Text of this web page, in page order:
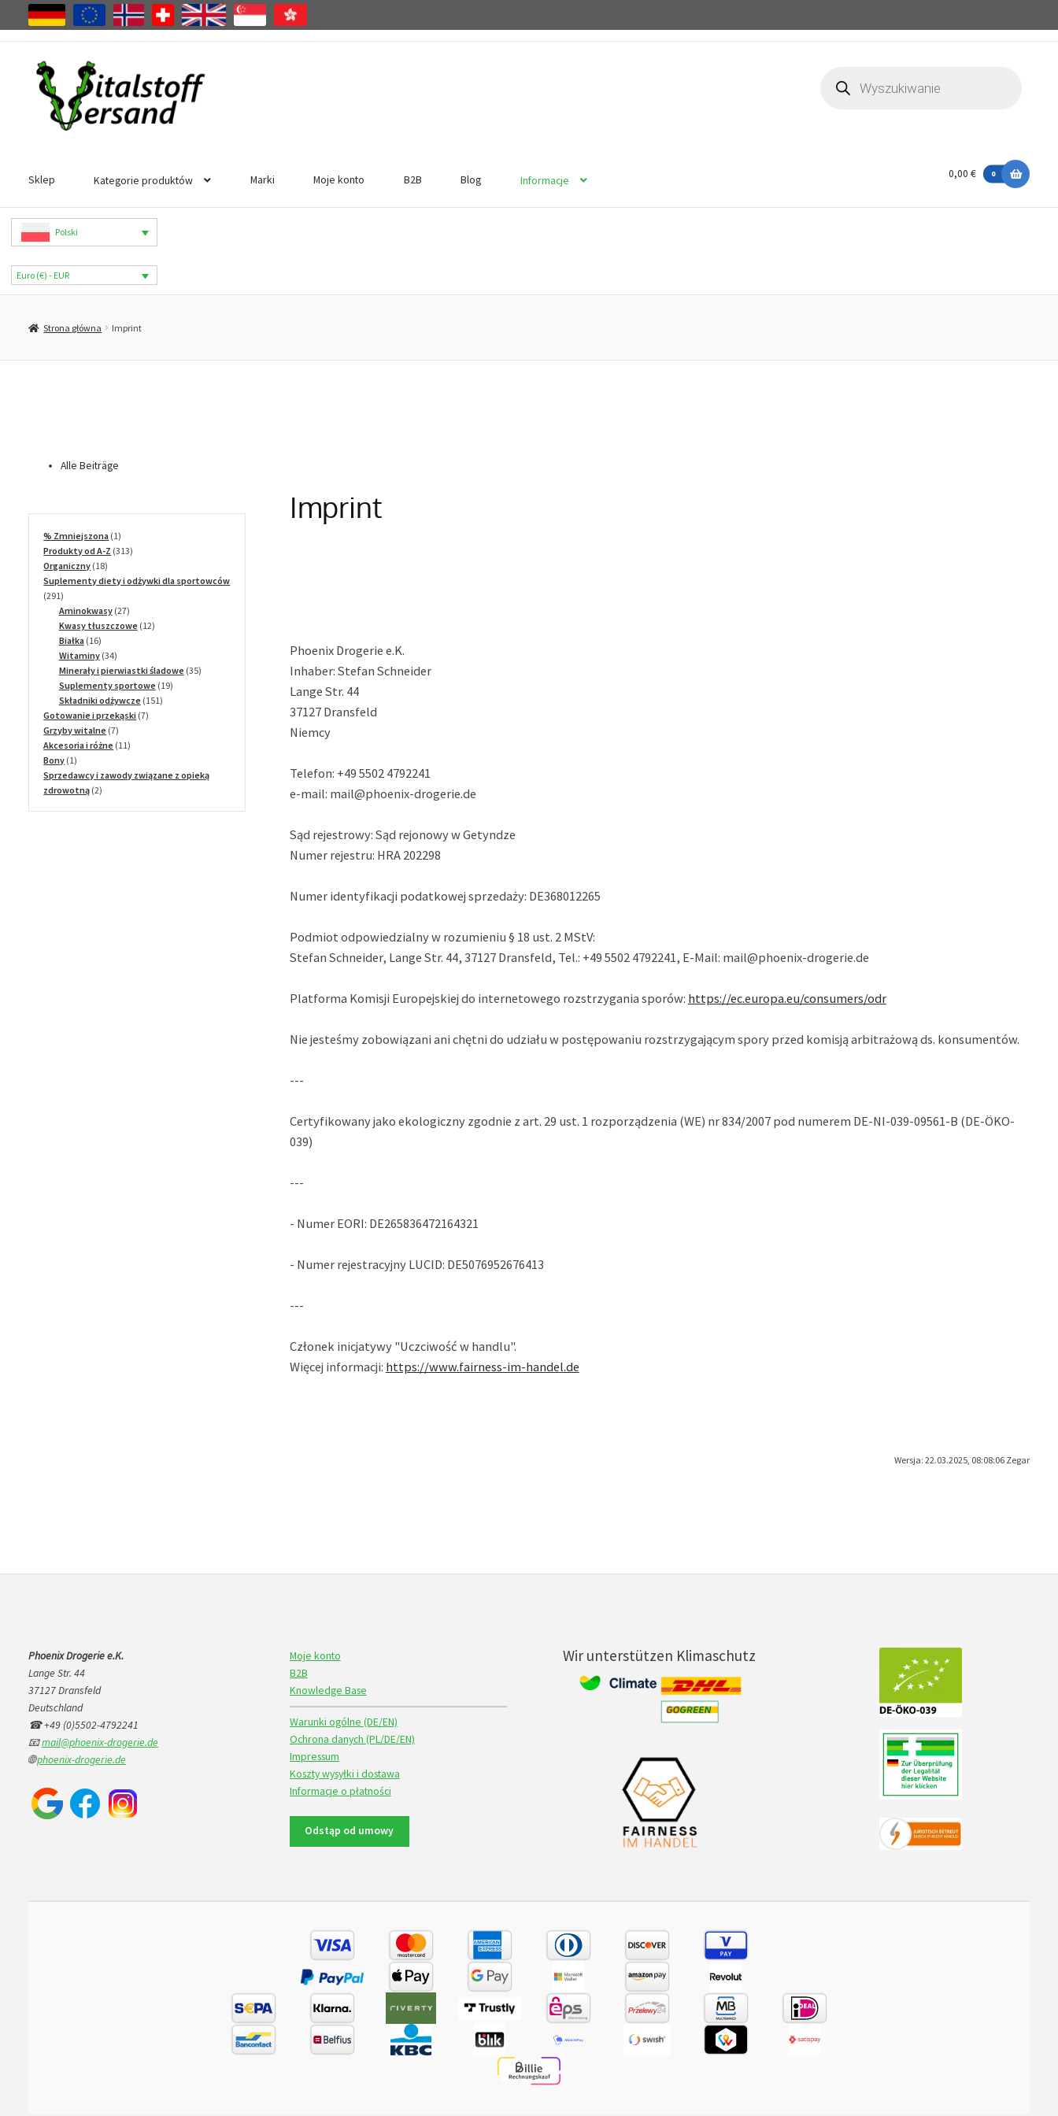
Przejdź
do
nawigacji
Przejdź
do
treści
produktów
Sklep Kategorie produktów Marki Moje konto B2B Blog Informacje
0,00 € 0
Polski
Euro (€) - EUR
Strona główna Imprint
Alle Beiträge
Imprint
Phoenix Drogerie e.K.
Inhaber: Stefan Schneider
Lange Str. 44
37127 Dransfeld
Niemcy
Telefon: +49 5502 4792241
e-mail: mail@phoenix-drogerie.de
Sąd rejestrowy: Sąd rejonowy w Getyndze
Numer rejestru: HRA 202298
Numer identyfikacji podatkowej sprzedaży: DE368012265
Podmiot odpowiedzialny w rozumieniu § 18 ust. 2 MStV:
Stefan Schneider, Lange Str. 44, 37127 Dransfeld, Tel.: +49 5502 4792241, E-Mail: mail@phoenix-drogerie.de
Platforma Komisji Europejskiej do internetowego rozstrzygania sporów: https://ec.europa.eu/consumers/odr
Nie jesteśmy zobowiązani ani chętni do udziału w postępowaniu rozstrzygającym spory przed komisją arbitrażową ds. konsumentów.
---
Certyfikowany jako ekologiczny zgodnie z art. 29 ust. 1 rozporządzenia (WE) nr 834/2007 pod numerem DE-NI-039-09561-B (DE-ÖKO-
039)
---
- Numer EORI: DE265836472164321
- Numer rejestracyjny LUCID: DE5076952676413
---
Członek inicjatywy "Uczciwość w handlu".
Więcej informacji: https://www.fairness-im-handel.de
Wersja: 22.03.2025, 08:08:06 Zegar
% Zmniejszona 11
produkt
Produkty od A-Z 313313
Organiczny 1818
produktów
Suplementy diety i odżywki dla sportowców
291291
produktów
Aminokwasy 2727
produktów
Kwasy tłuszczowe 1212
Białka 1616
produktów
Witaminy 3434
produkty
Minerały i pierwiastki śladowe 3535
Suplementy sportowe 1919
Składniki odżywcze 151151
Gotowanie i przekąski 77
Grzyby witalne 77
produktów
Akcesoria i różne 1111
Bony 11
produkt
Sprzedawcy i zawody związane z opieką
zdrowotną 22
Phoenix Drogerie e.K.
Lange Str. 44
37127 Dransfeld
Deutschland
☎ +49 (0)5502-4792241
📧mail@phoenix-drogerie.de
🌐phoenix-drogerie.de
Moje konto
B2B
Knowledge Base
Warunki ogólne (DE/EN)
Ochrona danych (PL/DE/EN)
Impressum
Koszty wysyłki i dostawa
Informacje o płatności
Odstąp od umowy
Wir unterstützen Klimaschutz